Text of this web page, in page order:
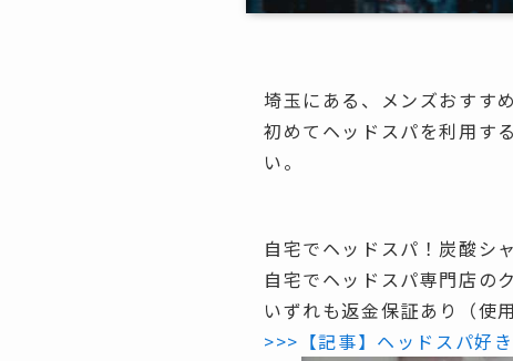
埼玉にある、メンズおすす
初めてヘッドスパを利用す
い。
自宅でヘッドスパ！炭酸シ
自宅でヘッドスパ専門店の
いずれも返金保証あり（使
>>>【記事】ヘッドスパ好